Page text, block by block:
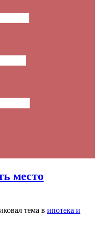
место
тема в ипотека и